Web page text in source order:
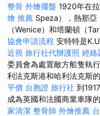
整骨 外燴擺盤 1920年在
燴 推薦 Speza），熱那
（Wenice）和塔蘭頓（
協會申請流程 安特特是
近視 旅行社代辦護照 經絡
委員會為處置敵方船隻執
利法克斯港和哈利法克斯
平價 台胞證 旅行社 到
成為英國和法國商業車隊
家清潔 整骨師 外燴推薦